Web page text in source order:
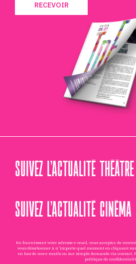
RECEVOIR
SUIVEZ L’ACTUALITÉ THÉÂTRE
SUIVEZ L’ACTUALITÉ CINÉMA
En fournissant votre adresse e-mail, vous acceptez de
vous désabonner à n'importe quel moment en cliquant
en bas de nos e-mails ou sur simple demande via contact.
politique de